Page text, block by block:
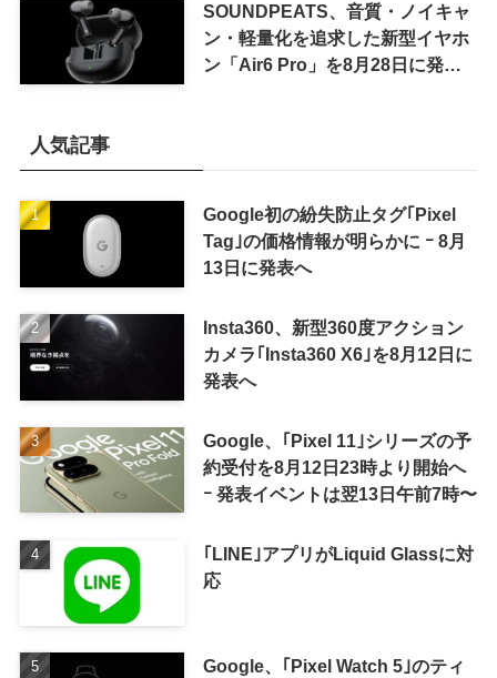
SOUNDPEATS、音質・ノイキャ
ン・軽量化を追求した新型イヤホ
ン「Air6 Pro」を8月28日に発売
人気記事
Google初の紛失防止タグ｢Pixel
Tag｣の価格情報が明らかに ｰ 8月
13日に発表へ
Insta360、新型360度アクション
カメラ｢Insta360 X6｣を8月12日に
発表へ
Google、｢Pixel 11｣シリーズの予
約受付を8月12日23時より開始へ
ｰ 発表イベントは翌13日午前7時〜
｢LINE｣アプリがLiquid Glassに対
応
Google、｢Pixel Watch 5｣のティ